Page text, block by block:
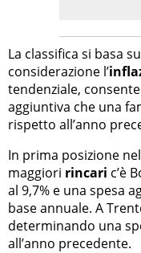
La classifica si basa
considerazione l’
tendenziale,
aggiuntiva che una
rispetto all’anno
In prima posizione
maggiori rincari c’è
al 9,7% e una spesa
base annuale. A
determinando una
all’anno precedente.